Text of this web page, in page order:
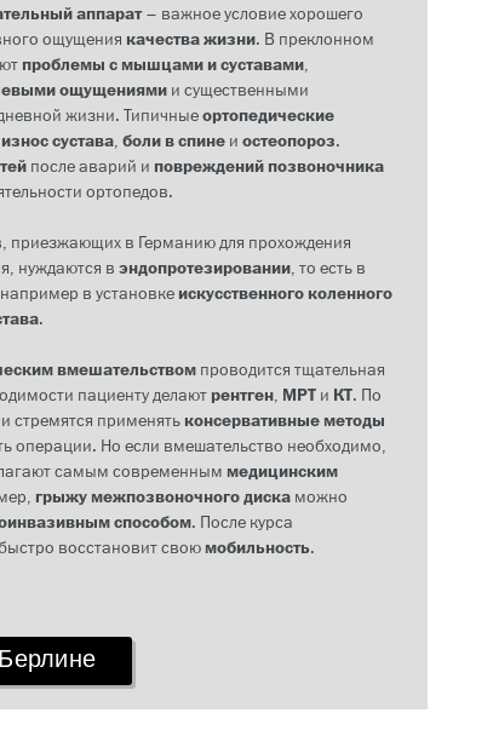
аппарат– важное условие хорошего
ощущения качества жизни. В преклонном
проблемы с мышцами и суставами,
ощущениямии существенными
жизни. Типичныеортопедические
износ сустава, боли в спинеи остеопороз.
после аварий и повреждений позвоночника
ортопедов.
приезжающих в Германию для прохождения
нуждаются в эндопротезировании, то есть в
в установке искусственного коленного
.
вмешательствомпроводится тщательная
пациенту делают рентген, МРТи КТ. По
стремятся применять консервативные методы
операции. Но если вмешательство необходимо,
самым современным медицинским
грыжу межпозвоночного дискаможно
способом. После курса
восстановит свою мобильность.